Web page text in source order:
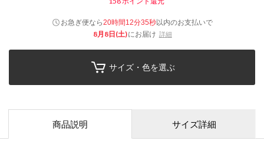
お急ぎ便なら20時間12分34秒以内のお支払いで
8月8日(土)にお届け 詳細
サイズ・色を選ぶ
商品説明 サイズ詳細